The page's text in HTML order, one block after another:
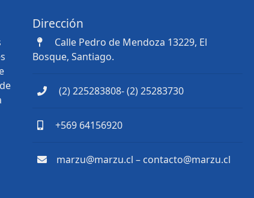
Dirección
Calle Pedro de Mendoza 13229, El
Bosque, Santiago.
(2) 225283808- (2) 25283730
+569 64156920
marzu@marzu.cl – contacto@marzu.cl